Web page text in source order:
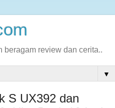
beragam review dan cerita..
▼
S UX392 dan